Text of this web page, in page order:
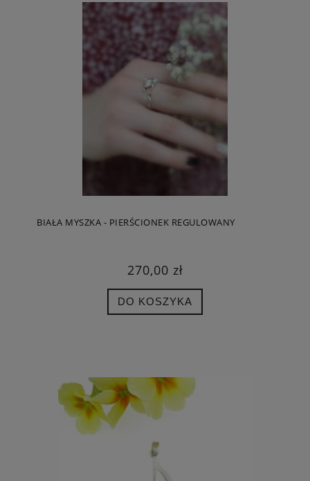
BIAŁA MYSZKA - PIERŚCIONEK REGULOWANY
270,00 zł
DO KOSZYKA